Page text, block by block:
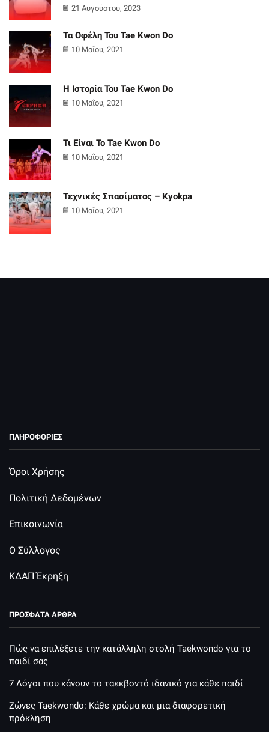
21 Αυγούστου, 2023
Τα Οφέλη Του Tae Kwon Do
10 Μαΐου, 2021
Η Ιστορία Του Tae Kwon Do
10 Μαΐου, 2021
Τι Είναι Το Tae Kwon Do
10 Μαΐου, 2021
Τεχνικές Σπασίματος – Kyokpa
10 Μαΐου, 2021
ΠΛΗΡΟΦΟΡΙΕΣ
Όροι Χρήσης
Πολιτική Δεδομένων
Επικοινωνία
Ο Σύλλογος
ΚΔΑΠ Έκρηξη
ΠΡΌΣΦΑΤΑ ΆΡΘΡΑ
Πώς να επιλέξετε την κατάλληλη στολή Taekwondo για το
παιδί σας
7 Λόγοι που κάνουν το ταεκβοντό ιδανικό για κάθε παιδί
Ζώνες Taekwondo: Κάθε χρώμα και μια διαφορετική
πρόκληση